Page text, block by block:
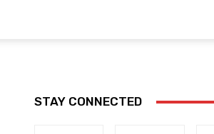
STAY CONNECTED